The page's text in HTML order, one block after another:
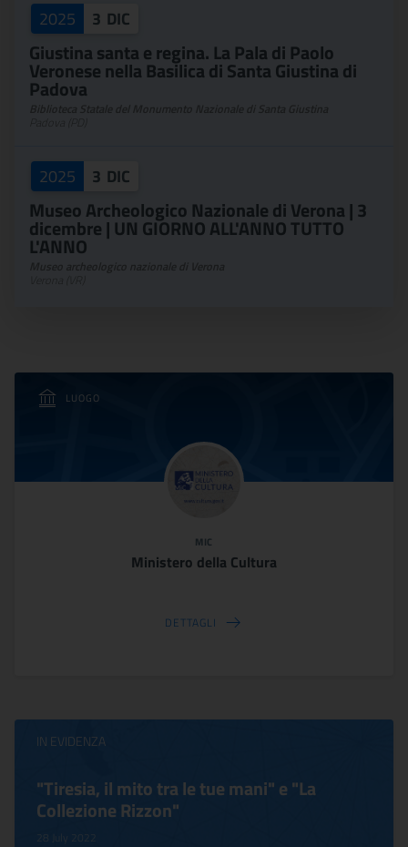
2025 3 DIC
Giustina santa e regina. La Pala di Paolo
Veronese nella Basilica di Santa Giustina di
Padova
2025 3 DIC
Museo Archeologico Nazionale di Verona | 3
dicembre | UN GIORNO ALL'ANNO TUTTO
L'ANNO
LUOGO
MIC
Ministero della Cultura
DETTAGLI
IN EVIDENZA
"Tiresia, il mito tra le tue mani" e "La
Collezione Rizzon"
28 July 2022